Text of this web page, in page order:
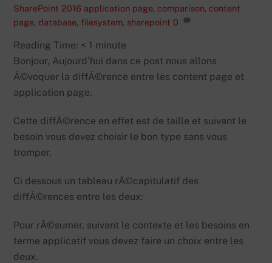
SharePoint 2016 application page, comparison, content
page, database, filesystem, sharepoint 0
Reading Time: < 1 minute
Bonjour, Aujourd’hui dans ce post nous allons
Ã©voquer la diffÃ©rence entre les content page et
application page.
Cette diffÃ©rence en effet est de taille et suivant le
besoin vous devez choisir le bon type sans vous
tromper.
Ci dessous un tableau rÃ©capitulatif des
diffÃ©rences entre les deux:
Pour rÃ©sumer, suivant le contexte et les besoins en
terme applicatif vous devez faire un choix entre les
deux.